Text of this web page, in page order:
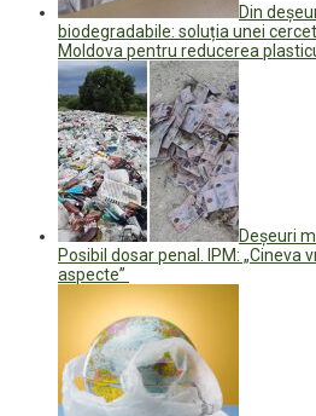
Din
biodegradabile: soluția unei
Moldova pentru reducerea
Deșeuri
Posibil dosar penal. IPM:
aspecte”